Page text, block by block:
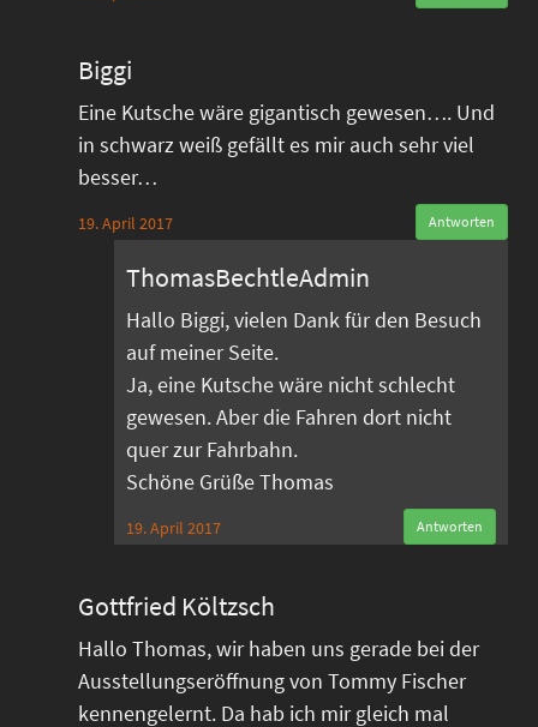
Biggi
Eine Kutsche wäre gigantisch gewesen…. Und
in schwarz weiß gefällt es mir auch sehr viel
besser…
19. April 2017 Antworten
ThomasBechtleAdmin
Hallo Biggi, vielen Dank für den Besuch
auf meiner Seite.
Ja, eine Kutsche wäre nicht schlecht
gewesen. Aber die Fahren dort nicht
quer zur Fahrbahn.
Schöne Grüße Thomas
19. April 2017 Antworten
Gottfried Költzsch
Hallo Thomas, wir haben uns gerade bei der
Ausstellungseröffnung von Tommy Fischer
kennengelernt. Da hab ich mir gleich mal